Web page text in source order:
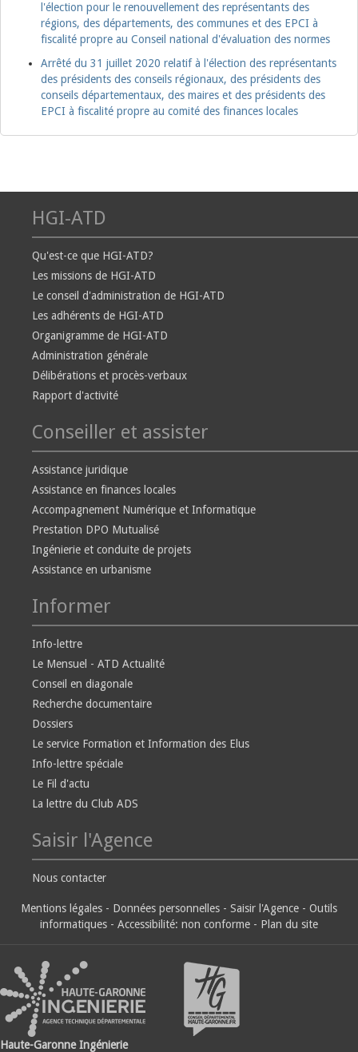
l'élection pour le renouvellement des représentants des
régions, des départements, des communes et des EPCI à
fiscalité propre au Conseil national d'évaluation des normes
Arrêté du 31 juillet 2020 relatif à l'élection des représentants
des présidents des conseils régionaux, des présidents des
conseils départementaux, des maires et des présidents des
EPCI à fiscalité propre au comité des finances locales
HGI-ATD
Qu'est-ce que HGI-ATD?
Les missions de HGI-ATD
Le conseil d'administration de HGI-ATD
Les adhérents de HGI-ATD
Organigramme de HGI-ATD
Administration générale
Délibérations et procès-verbaux
Rapport d'activité
Conseiller et assister
Assistance juridique
Assistance en finances locales
Accompagnement Numérique et Informatique
Prestation DPO Mutualisé
Ingénierie et conduite de projets
Assistance en urbanisme
Informer
Info-lettre
Le Mensuel - ATD Actualité
Conseil en diagonale
Recherche documentaire
Dossiers
Le service Formation et Information des Elus
Info-lettre spéciale
Le Fil d'actu
La lettre du Club ADS
Saisir l'Agence
Nous contacter
Mentions légales - Données personnelles - Saisir l'Agence - Outils
informatiques - Accessibilité: non conforme - Plan du site
Haute-Garonne Ingénierie